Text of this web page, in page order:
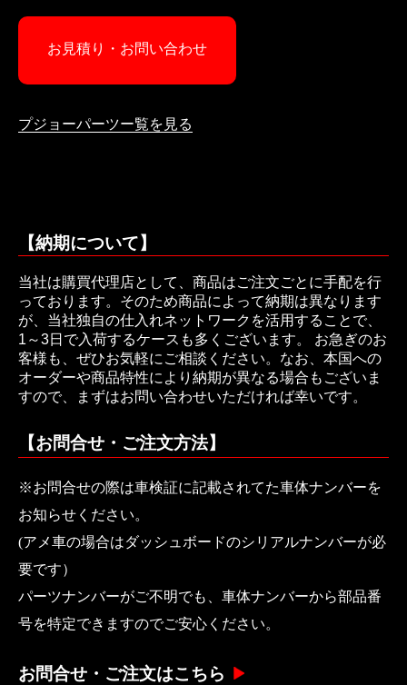
お見積り・お問い合わせ
プジョーパーツー覧を見る
【納期について】
当社は購買代理店として、商品はご注文ごとに手配を行
っております。そのため商品によって納期は異なります
が、当社独自の仕入れネットワークを活用することで、
1～3日で入荷するケースも多くございます。 お急ぎのお
客様も、ぜひお気軽にご相談ください。なお、本国への
オーダーや商品特性により納期が異なる場合もございま
すので、まずはお問い合わせいただければ幸いです。
【お問合せ・ご注文方法】
※お問合せの際は車検証に記載されてた車体ナンバーを
お知らせください。
(アメ車の場合はダッシュボードのシリアルナンバーが必
要です）
パーツナンバーがご不明でも、車体ナンバーから部品番
号を特定できますのでご安心ください。
お問合せ・ご注文はこちら